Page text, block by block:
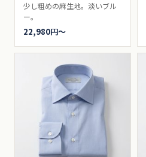
少し粗めの麻生地。淡いブル
ー。
22,980円〜